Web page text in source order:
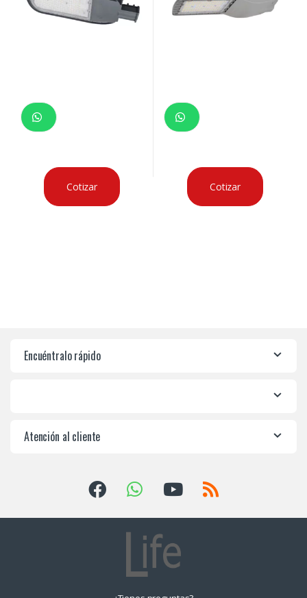
Cotizar Cotizar
Encuéntralo rápido
Atención al cliente